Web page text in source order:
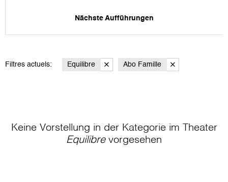
Nächste Aufführungen
Filtres actuels: Equilibre Abo Famille
Keine Vorstellung in der Kategorie im Theater
Equilibrevorgesehen